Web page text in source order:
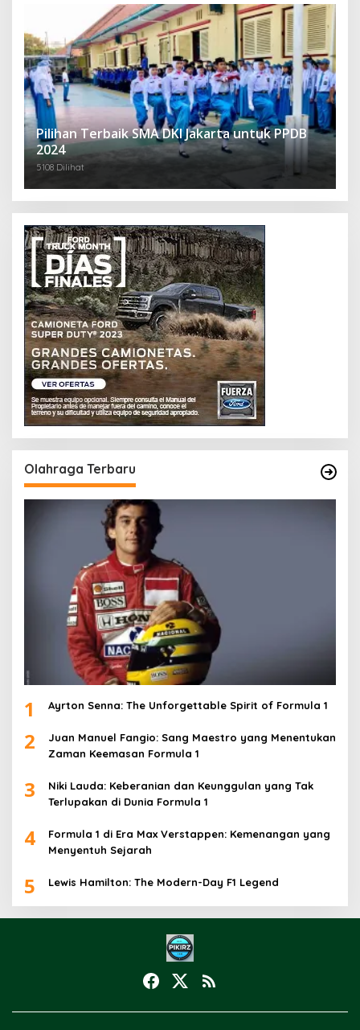
Pilihan Terbaik SMA DKI Jakarta untuk PPDB
2024
5108 Dilihat
Olahraga Terbaru
1 Ayrton Senna: The Unforgettable Spirit of Formula 1
2
Juan Manuel Fangio: Sang Maestro yang Menentukan
Zaman Keemasan Formula 1
3
Niki Lauda: Keberanian dan Keunggulan yang Tak
Terlupakan di Dunia Formula 1
4
Formula 1 di Era Max Verstappen: Kemenangan yang
Menyentuh Sejarah
5 Lewis Hamilton: The Modern-Day F1 Legend